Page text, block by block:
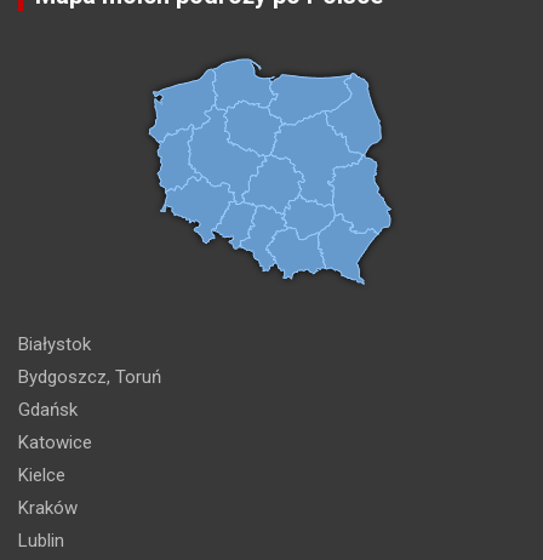
Białystok
Bydgoszcz, Toruń
Gdańsk
Katowice
Kielce
Kraków
Lublin